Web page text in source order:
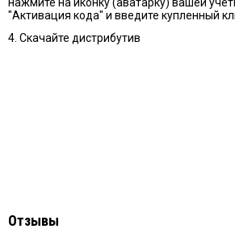
нажмите на иконку (аватарку) вашей
"Активация кода" и введите купленный
4. Скачайте дистрибутив
Отзывы